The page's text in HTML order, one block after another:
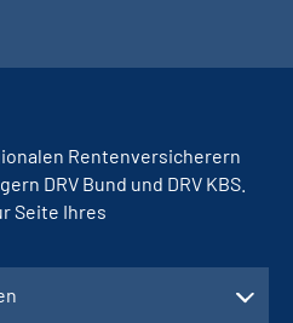
Rentenversicherern
DRV Bund und DRV KBS.
Seite Ihres